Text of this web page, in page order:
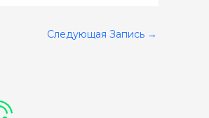
Следующая Запись →